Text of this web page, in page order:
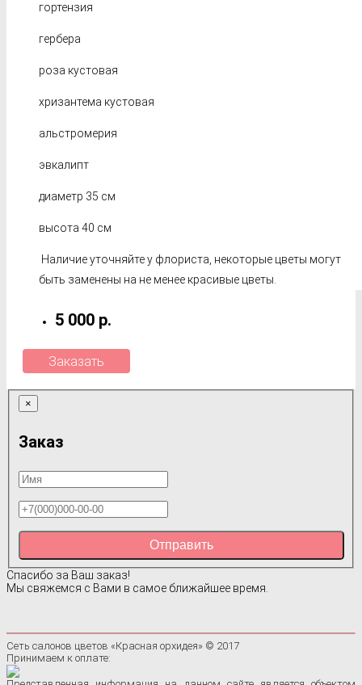
гортензия
гербера
роза кустовая
хризантема кустовая
альстромерия
эвкалипт
диаметр 35 см
высота 40 см
Наличие уточняйте у флориста, некоторые цветы могут
быть заменены на не менее красивые цветы.
5 000 р.
Заказать
×
Заказ
Отправить
Спасибо за Ваш заказ!
Мы свяжемся с Вами в самое ближайшее время.
Сеть салонов цветов «Красная орхидея» © 2017
Принимаем к оплате: